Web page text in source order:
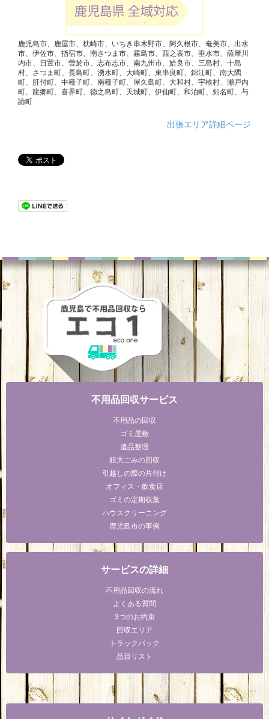
鹿児島市、鹿屋市、枕崎市、いちき串木野市、阿久根市、奄美市、出水
市、伊佐市、指宿市、南さつま市、霧島市、西之表市、垂水市、薩摩川
内市、日置市、曽於市、志布志市、南九州市、姶良市、三島村、十島
村、さつま町、長島町、湧水町、大崎町、東串良町、錦江町、南大隅
町、肝付町、中種子町、南種子町、屋久島町、大和村、宇検村、瀬戸内
町、龍郷町、喜界町、徳之島町、天城町、伊仙町、和泊町、知名町、与
論町
出張エリア詳細ページ
不用品回収サービス
不用品の回収
ゴミ屋敷
遺品整理
粗大ごみの回収
引越しの際の片付け
オフィス・飲食店
ゴミの定期収集
ハウスクリーニング
鹿児島市の事例
サービスの詳細
不用品回収の流れ
よくある質問
3つのお約束
回収エリア
トラックパック
品目リスト